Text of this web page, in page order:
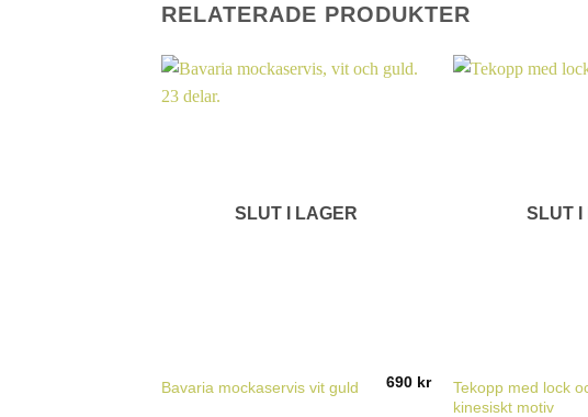
RELATERADE PRODUKTER
SLUT I LAGER
Bavaria mockaservis vit guld 690 kr
SLUT I
Tekopp med lock
kinesiskt motiv